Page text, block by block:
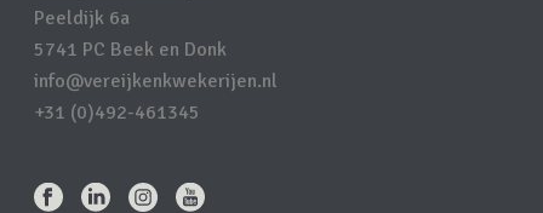
Peeldijk 6a
5741 PC Beek en Donk
info@vereijkenkwekerijen.nl
+31 (0)492-461345